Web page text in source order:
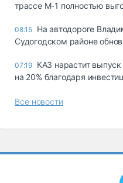
трассе М-1 полностью
08:15 На автодороге
Судогодском районе
07:19 КАЗ нарастит
на 20% благодаря
Все новости